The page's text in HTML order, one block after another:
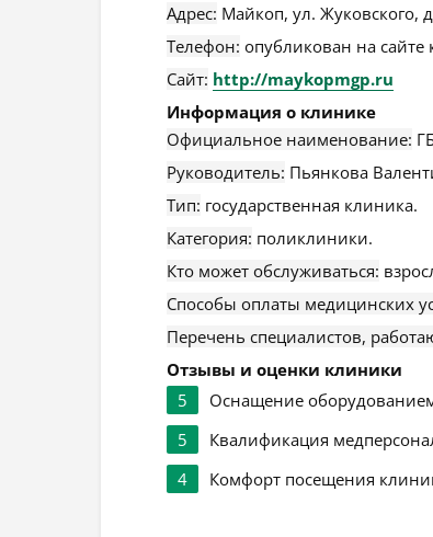
Адрес: Майкоп, ул. Жуковского,
Телефон: опубликован на
Сайт: http://maykopmgp.ru
Информация о клинике
Официальное наименование:
Руководитель: Пьянкова
Тип: государственная клиника.
Категория: поликлиники.
Кто может обслуживаться:
Способы оплаты медицинских
Перечень специалистов,
Отзывы и оценки клиники
5
Оснащение
5
Квалификация
4
Комфорт посещения